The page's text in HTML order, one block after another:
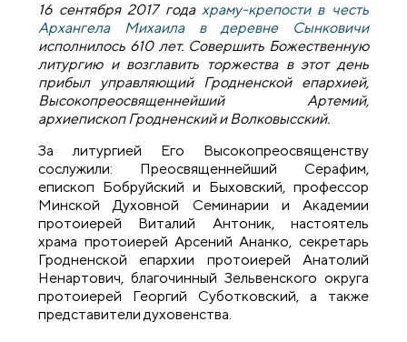
16 сентября 2017 года храму-крепости в честь
Архангела Михаила в деревне Сынковичи
исполнилось 610 лет. Совершить Божественную
литургию и возглавить торжества в этот день
прибыл управляющий Гродненской епархией,
Высокопреосвященнейший Артемий,
архиепископ Гродненский и Волковысский.
За литургией Его Высокопреосвященству
сослужили: Преосвященнейший Серафим,
епископ Бобруйский и Быховский, профессор
Минской Духовной Семинарии и Академии
протоиерей Виталий Антоник, настоятель
храма протоиерей Арсений Ананко, секретарь
Гродненской епархии протоиерей Анатолий
Ненартович, благочинный Зельвенского округа
протоиерей Георгий Суботковский, а также
представители духовенства.